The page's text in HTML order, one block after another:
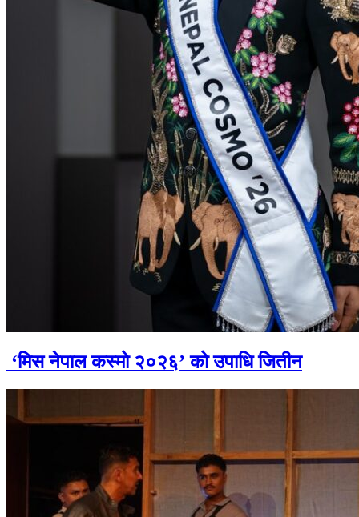
‘मिस नेपाल कस्मो २०२६’ को उपाधि जितीन